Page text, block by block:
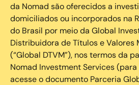
da Nomad são oferecidos a
domiciliados ou incorporados na
do Brasil por meio da Global
Distribuidora de Títulos e Valores
(“Global DTVM”), nos termos da
Nomad Investment Services
acesse o documento Parceria